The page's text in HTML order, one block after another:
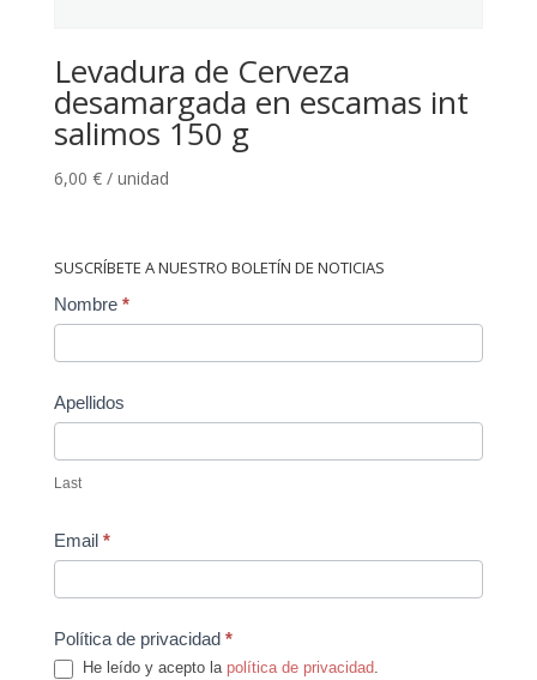
Levadura de Cerveza
desamargada en escamas int
salimos 150 g
6,00 € / unidad
SUSCRÍBETE A NUESTRO BOLETÍN DE NOTICIAS
Contact
Nombre *
Apellidos
Last
Email *
Política de privacidad *
He leído y acepto la política de privacidad